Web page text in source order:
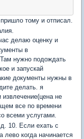
тому и отписал.
делаю оценку и
в
нужно подождать
и запускай
документы нужны в
делать. я
извлечение(цена не
все по времени
всеми услугами.
10. Если ехать с
лево когда начинается